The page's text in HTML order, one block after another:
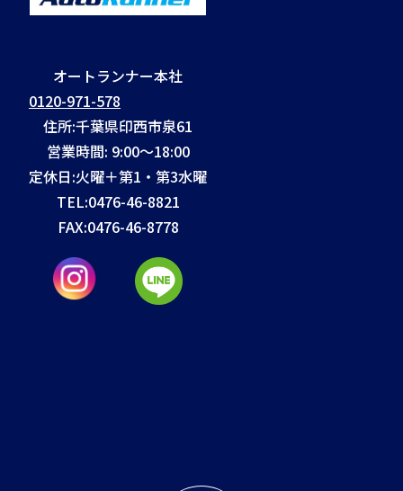
オートランナー本社
0120-971-578
住所:千葉県印西市泉61
営業時間: 9:00～18:00
定休日:火曜＋第1・第3水曜
TEL:0476-46-8821
FAX:0476-46-8778